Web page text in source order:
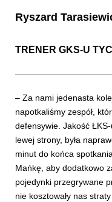
Ryszard
TRENER GKS-U
– Za nami jedenasta
napotkaliśmy zespół,
defensywie. Jakość
lewej strony, była
minut do końca
Mańkę, aby dodatkowo
pojedynki przegrywane
nie kosztowały nas